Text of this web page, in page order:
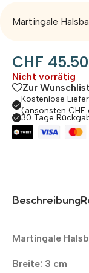
Martingale
CHF 45.50
Nicht vorrätig
Zur
Kostenlose
(ansonsten CHF
30 Tage
Beschreibung
Martingale
Breite: 3 cm